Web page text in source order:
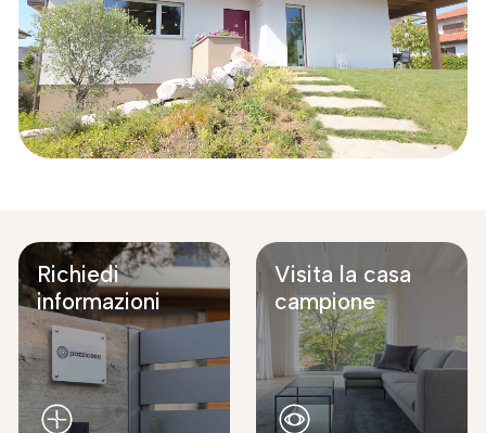
Richiedi
informazioni
Visita la casa
campione